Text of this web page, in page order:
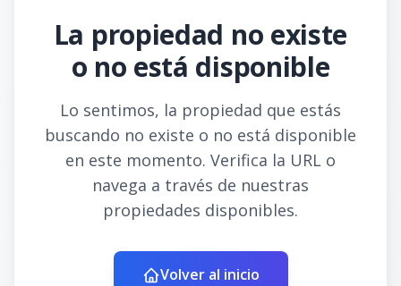
La propiedad no existe
o no está disponible
Lo sentimos, la propiedad que estás
buscando no existe o no está disponible
en este momento. Verifica la URL o
navega a través de nuestras
propiedades disponibles.
Volver al inicio